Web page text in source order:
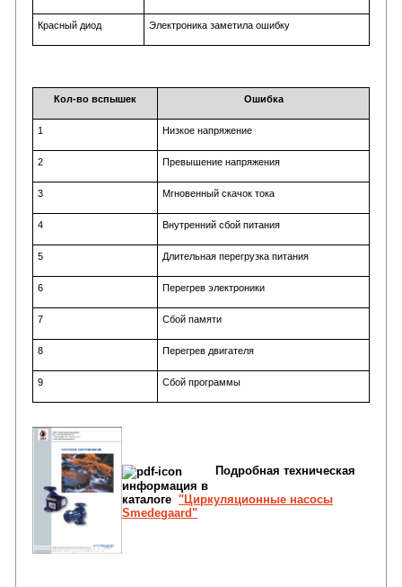
Красный диод Электроника заметила ошибку
Кол-во вспышек Ошибка
1 Низкое напряжение
2 Превышение напряжения
3 Мгновенный скачок тока
4 Внутренний сбой питания
5 Длительная перегрузка питания
6 Перегрев электроники
7 Сбой памяти
8 Перегрев двигателя
9 Сбой программы
Подробная техническая
информация в
каталоге "Циркуляционные насосы
Smedegaard"